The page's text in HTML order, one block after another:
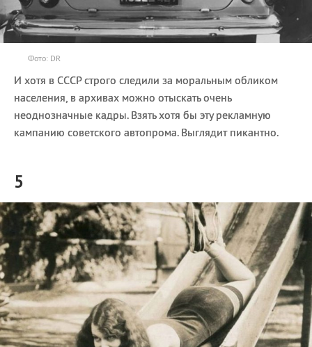
Фото: DR
И хотя в СССР строго следили за моральным обликом
населения, в архивах можно отыскать очень
неоднозначные кадры. Взять хотя бы эту рекламную
кампанию советского автопрома. Выглядит пикантно.
5